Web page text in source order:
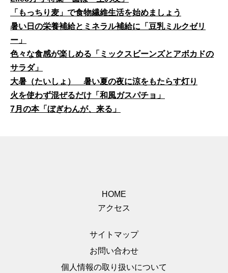
「もっちり麦」で食物繊維生活を始めましょう
暑い日の栄養補給とミネラル補給に「豆乳ミルクゼリ
ー」
色々な食感が楽しめる「ミックスビーンズとアボカドの
サラダ」
大暑（たいしょ） 暑い夏の夜に涼をもたらす灯り
火を使わず混ぜるだけ「和風ガスパチョ」
7月の本「ぼぎわんが、来る」
HOME
アクセス
サイトマップ
お問い合わせ
個人情報の取り扱いについて